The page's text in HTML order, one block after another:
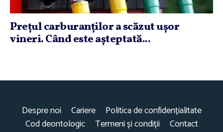
Preţul carburanţilor a scăzut uşor
vineri. Când este aşteptată...
Despre noi Cariere
Politica de confidențialitate
Cod deontologic
Termeni și condiții Contact